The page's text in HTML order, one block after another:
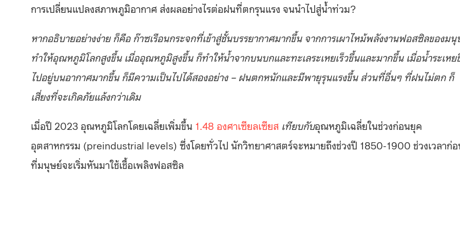
การเปลี่ยนแปลงสภาพภูมิอากาศ ส่งผลอย่างไรต่อฝนที่ตกรุนแรง จนนำไปสู่น้ำท่วม?​
หากอธิบายอย่างง่าย ก็คือ ก๊าซเรือนกระจกที่เข้าสู่ชั้นบรรยากาศมากขึ้น จากการเผาไหม้พลังงานฟอสซิลของม
ทำให้อุณหภูมิโลกสูงขึ้น เมื่ออุณหภูมิสูงขึ้น ก็ทำให้น้ำจากบนบกและทะเลระเหยเร็วขึ้นและมากขึ้น เมื่อน้ำระเหย
ไปอยู่บนอากาศมากขึ้น ก็มีความเป็นไปได้สองอย่าง – ฝนตกหนักและมีพายุรุนแรงขึ้น ส่วนที่อื่นๆ ที่ฝนไม่ตก ก็
เสี่ยงที่จะเกิดภัยแล้งกว่าเดิม
เมื่อปี 2023 อุณหภูมิโลกโดยเฉลี่ยเพิ่มขึ้น 1.48 องศาเซียลเซียส เทียบกับอุณหภูมิเฉลี่ยในช่วงก่อนยุค
อุตสาหกรรม (preindustrial levels) ซึ่งโดยทั่วไป นักวิทยาศาสตร์จะหมายถึงช่วงปี 1850-1900 ช่วงเวลาก่
ที่มนุษย์จะเริ่มหันมาใช้เชื้อเพลิงฟอสซิล